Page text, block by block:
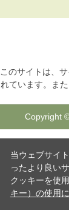
このサイトは、
れています。ま
Copyright
当ウェブサイ
ったより良い
クッキーを使
キー）の使用